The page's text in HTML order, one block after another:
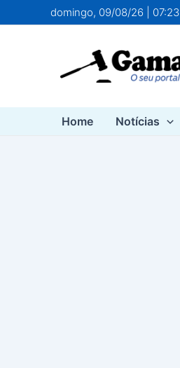
para
domingo, 09/08/26 | 07:23
Home Notícias